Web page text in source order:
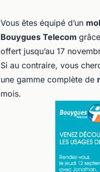
Vous êtes équipé d’un
Bouygues Telecom
offert jusqu’au 17
Si au contraire, vous
une gamme complète de
mois.